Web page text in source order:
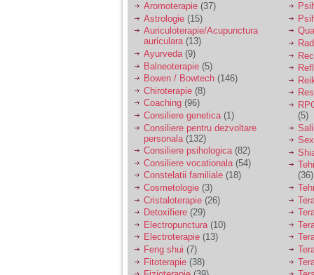
Sunt casatorita, am
31 de ani si un copil in
varsta de 2 ani care
mi-e lumina ochilor.
De ceva timp simt ca
mi s-a adunat
oboseala, o oboseala
cronica de care nu pot
scapa si simt ca din
cauza ei nu pot
controla nervii si
cateodata are copilul
de suferit.
Am o bariera peste
care nu pot trece:
prietena mea a ramas
insarcinata cu o fata.
Am fost de comun
acord sa facem un
copil, cu gandul ca e
baiat.
Aromoterapie (37)
Astrologie (15)
Auriculoterapie/Acupunctura
auriculara(13)
Ayurveda(9)
Balneoterapie (5)
Bowen / Bowtech (146)
Chiroterapie (8)
Coaching (96)
Consiliere genetica(1)
Consiliere pentru dezvoltare
personala (132)
Consiliere psihologica(82)
Consiliere vocationala (54)
Constelatii familiale (18)
Cosmetologie (3)
Cristaloterapie (26)
Detoxifiere (29)
Electropunctura (10)
Electroterapie (13)
Feng shui (7)
Fitoterapie (38)
(5)
(36)